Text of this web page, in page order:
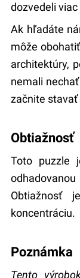
dozvedeli
Ak hľadáte
môže
architektúry,
nemali
začnite stavať
Obtiažnosť
Toto puzzle
Obtiažnosť
koncentráciu.
Poznámka
Tento